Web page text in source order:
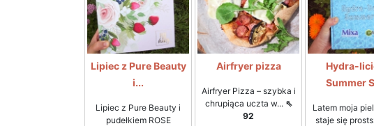
Lipiec z Pure Beauty
i...
Lipiec z Pure Beauty i
pudełkiem ROSE
Airfryer pizza
Airfryer Pizza – szybka i
chrupiąca uczta w... ⇖
92
Hydra-
Summer
Latem moja
staje się